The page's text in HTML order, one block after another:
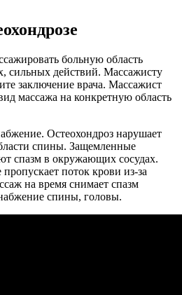
больную область
сильных действий. Массажисту
заключение врача. Массажист
массажа на конкретную область
Остеохондроз нарушает
спины. Защемленные
спазм в окружающих сосудах.
поток крови из-за
на время снимает спазм
спины, головы.